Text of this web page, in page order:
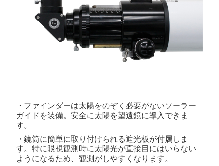
・ファインダーは太陽をのぞく必要がないソーラー
ガイドを装備。安全に太陽を望遠鏡に導入できま
す。
・鏡筒に簡単に取り付けられる遮光板が付属しま
す。特に眼視観測時に太陽光が直接目にはいらない
ようになるため、観測がしやすくなります。